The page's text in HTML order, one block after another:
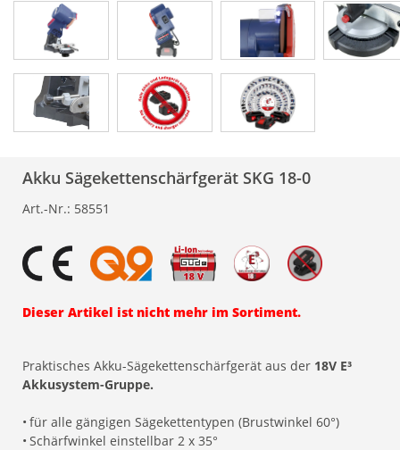
Akku Sägekettenschärfgerät SKG 18-0
Art.-Nr.: 58551
Dieser Artikel ist nicht mehr im Sortiment.
Praktisches Akku-Sägekettenschärfgerät aus der 18V E³
Akkusystem-Gruppe.
• für alle gängigen Sägekettentypen (Brustwinkel 60°)
• Schärfwinkel einstellbar 2 x 35°